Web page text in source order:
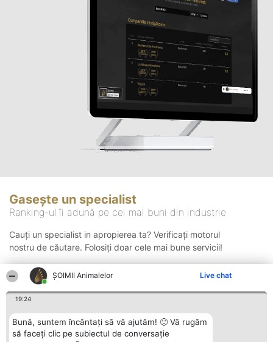
ŞOIMII Animalelor Live chat
19:24
Bună, suntem încântați să vă ajutăm! 🙂 Vă rugăm
să faceți clic pe subiectul de conversație
Gasește un specialist
Ranking-ul îi adună pe cei mai buni din industrie
Cauți un specialist in apropierea ta? Verificați motorul
nostru de căutare. Folosiți doar cele mai bune servicii!